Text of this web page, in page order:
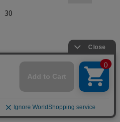
30
せて頂きます。
ております。